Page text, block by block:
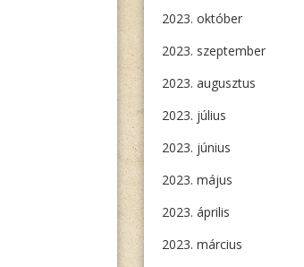
2023. október
2023. szeptember
2023. augusztus
2023. július
2023. június
2023. május
2023. április
2023. március